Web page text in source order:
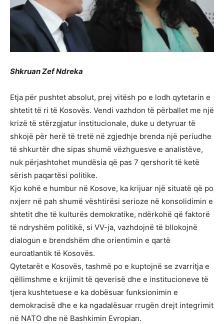
Shkruan Zef Ndreka
Etja për pushtet absolut, prej vitësh po e lodh qytetarin e
shtetit të ri të Kosovës. Vendi vazhdon të përballet me një
krizë të stërzgjatur institucionale, duke u detyruar të
shkojë për herë të tretë në zgjedhje brenda një periudhe
të shkurtër dhe sipas shumë vëzhguesve e analistëve,
nuk përjashtohet mundësia që pas 7 qershorit të ketë
sërish paqartësi politike.
Kjo kohë e humbur në Kosove, ka krijuar një situatë që po
nxjerr në pah shumë vështirësi serioze në konsolidimin e
shtetit dhe të kulturës demokratike, ndërkohë që faktorë
të ndryshëm politikë, si VV-ja, vazhdojnë të bllokojnë
dialogun e brendshëm dhe orientimin e qartë
euroatlantik të Kosovës.
Qytetarët e Kosovës, tashmë po e kuptojnë se zvarritja e
qëllimshme e krijimit të qeverisë dhe e institucioneve të
tjera kushtetuese e ka dobësuar funksionimin e
demokracisë dhe e ka ngadalësuar rrugën drejt integrimit
në NATO dhe në Bashkimin Evropian.